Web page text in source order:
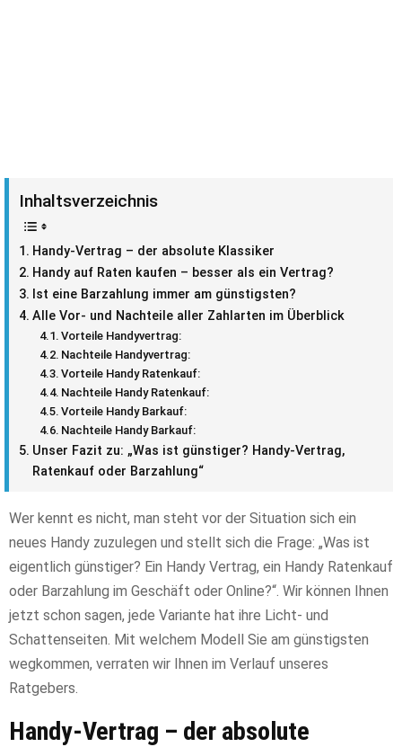
Inhaltsverzeichnis
Handy-Vertrag – der absolute Klassiker
Handy auf Raten kaufen – besser als ein Vertrag?
Ist eine Barzahlung immer am günstigsten?
Alle Vor- und Nachteile aller Zahlarten im Überblick
Vorteile Handyvertrag:
Nachteile Handyvertrag:
Vorteile Handy Ratenkauf:
Nachteile Handy Ratenkauf:
Vorteile Handy Barkauf:
Nachteile Handy Barkauf:
Unser Fazit zu: „Was ist günstiger? Handy-Vertrag,
Ratenkauf oder Barzahlung“
Wer kennt es nicht, man steht vor der Situation sich ein
neues Handy zuzulegen und stellt sich die Frage: „Was ist
eigentlich günstiger? Ein Handy Vertrag, ein Handy Ratenkauf
oder Barzahlung im Geschäft oder Online?“. Wir können Ihnen
jetzt schon sagen, jede Variante hat ihre Licht- und
Schattenseiten. Mit welchem Modell Sie am günstigsten
wegkommen, verraten wir Ihnen im Verlauf unseres
Ratgebers.
Handy-Vertrag – der absolute